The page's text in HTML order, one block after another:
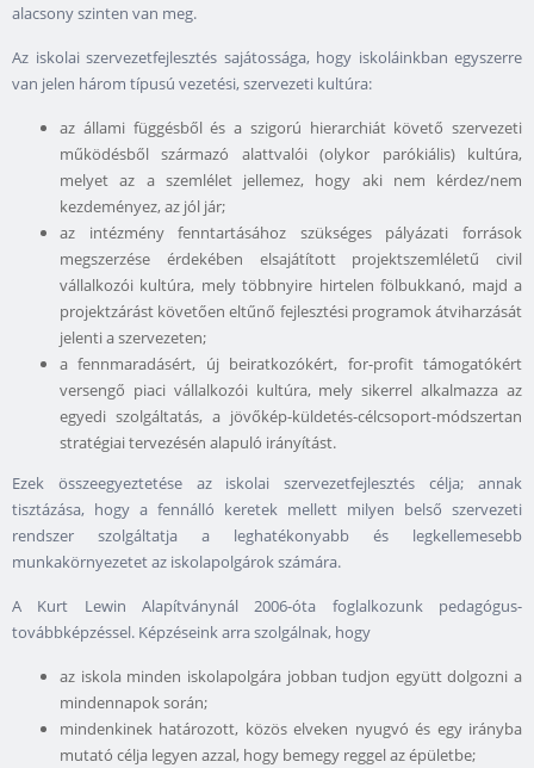
alacsony szinten van meg.
Az iskolai szervezetfejlesztés sajátossága, hogy iskoláinkban egyszerre
van jelen három típusú vezetési, szervezeti kultúra:
az állami függésből és a szigorú hierarchiát követő szervezeti
működésből származó alattvalói (olykor parókiális) kultúra,
melyet az a szemlélet jellemez, hogy aki nem kérdez/nem
kezdeményez, az jól jár;
az intézmény fenntartásához szükséges pályázati források
megszerzése érdekében elsajátított projektszemléletű civil
vállalkozói kultúra, mely többnyire hirtelen fölbukkanó, majd a
projektzárást követően eltűnő fejlesztési programok átviharzását
jelenti a szervezeten;
a fennmaradásért, új beiratkozókért, for-profit támogatókért
versengő piaci vállalkozói kultúra, mely sikerrel alkalmazza az
egyedi szolgáltatás, a jövőkép-küldetés-célcsoport-módszertan
stratégiai tervezésén alapuló irányítást.
Ezek összeegyeztetése az iskolai szervezetfejlesztés célja; annak
tisztázása, hogy a fennálló keretek mellett milyen belső szervezeti
rendszer szolgáltatja a leghatékonyabb és legkellemesebb
munkakörnyezetet az iskolapolgárok számára.
A Kurt Lewin Alapítványnál 2006-óta foglalkozunk pedagógus-
továbbképzéssel. Képzéseink arra szolgálnak, hogy
az iskola minden iskolapolgára jobban tudjon együtt dolgozni a
mindennapok során;
mindenkinek határozott, közös elveken nyugvó és egy irányba
mutató célja legyen azzal, hogy bemegy reggel az épületbe;